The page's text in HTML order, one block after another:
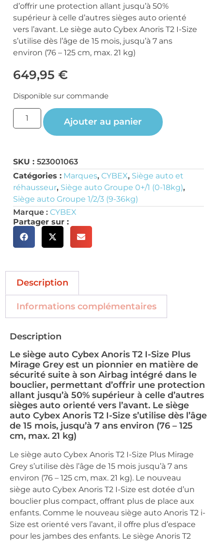
d’offrir une protection allant jusqu’à 50%
supérieur à celle d’autres sièges auto orienté
vers l’avant. Le siège auto Cybex Anoris T2 I-Size
s’utilise dès l’âge de 15 mois, jusqu’à 7 ans
environ (76 – 125 cm, max. 21 kg)
649,95 €
Disponible sur commande
Ajouter au panier
SKU : 523001063
Catégories : Marques, CYBEX, Siège auto et
réhausseur, Siège auto Groupe 0+/1 (0-18kg),
Siège auto Groupe 1/2/3 (9-36kg)
Marque : CYBEX
Partager sur :
Description
Informations complémentaires
Description
Le siège auto Cybex Anoris T2 I-Size Plus
Mirage Grey est un pionnier en matière de
sécurité suite à son Airbag intégré dans le
bouclier, permettant d’offrir une protection
allant jusqu’à 50% supérieur à celle d’autres
sièges auto orienté vers l’avant. Le siège
auto Cybex Anoris T2 I-Size s’utilise dès l’âge
de 15 mois, jusqu’à 7 ans environ (76 – 125
cm, max. 21 kg)
Le siège auto Cybex Anoris T2 I-Size Plus Mirage
Grey s’utilise dès l’âge de 15 mois jusqu’à 7 ans
environ (76 – 125 cm, max. 21 kg). Le nouveau
siège auto Cybex Anoris T2 I-Size est dotée d’un
bouclier plus compact, offrant plus de place aux
enfants. Comme le nouveau siège auto Anoris T2 i-
Size est orienté vers l’avant, il offre plus d’espace
pour les jambes des enfants. Le siège Anoris T2